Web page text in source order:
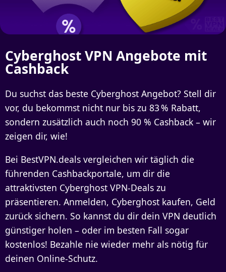
Cyberghost VPN Angebote mit
Cashback
Du suchst das beste Cyberghost Angebot? Stell dir
vor, du bekommst nicht nur bis zu 83 % Rabatt,
sondern zusätzlich auch noch 90 % Cashback – wir
zeigen dir, wie!
Bei BestVPN.deals vergleichen wir täglich die
führenden Cashbackportale, um dir die
attraktivsten Cyberghost VPN-Deals zu
präsentieren. Anmelden, Cyberghost kaufen, Geld
zurück sichern. So kannst du dir dein VPN deutlich
günstiger holen – oder im besten Fall sogar
kostenlos! Bezahle nie wieder mehr als nötig für
deinen Online-Schutz.